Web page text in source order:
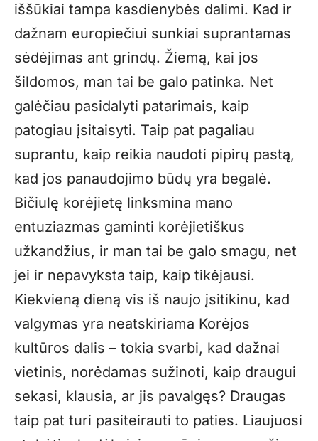
iššūkiai tampa kasdienybės dalimi. Kad ir
dažnam europiečiui sunkiai suprantamas
sėdėjimas ant grindų. Žiemą, kai jos
šildomos, man tai be galo patinka. Net
galėčiau pasidalyti patarimais, kaip
patogiau įsitaisyti. Taip pat pagaliau
suprantu, kaip reikia naudoti pipirų pastą,
kad jos panaudojimo būdų yra begalė.
Bičiulę korėjietę linksmina mano
entuziazmas gaminti korėjietiškus
užkandžius, ir man tai be galo smagu, net
jei ir nepavyksta taip, kaip tikėjausi.
Kiekvieną dieną vis iš naujo įsitikinu, kad
valgymas yra neatskiriama Korėjos
kultūros dalis – tokia svarbi, kad dažnai
vietinis, norėdamas sužinoti, kaip draugui
sekasi, klausia, ar jis pavalgęs? Draugas
taip pat turi pasiteirauti to paties. Liaujuosi